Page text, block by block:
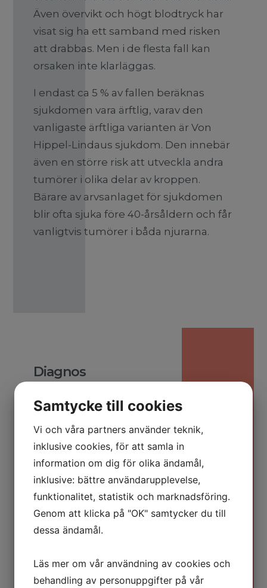
Även övervikt och högt blodtryck har
visat sig ha ett samband med risken
att drabbas. Men i de flesta fall kan
orsaken inte klarläggas.
I endast ca 5 % av fallen beräknas
sjukdomen vara ärftlig, varav den
vanligaste ärftliga varianten är Von
Hippel-Lindaus sjukdom. Den innebär
även en större risk att utveckla andra
tumörer i olika delar av kroppen.
Bärare av arvsanlaget för sjukdomen
blir ofta sjuka före 40-årsåldern och får
vanligtvis tumörer i båda njurarna.
Diagnos
specifika symptom. Besvär som blod i
urinen, kraftigt ökad trötthet,
viktnedgång, knöl i magen och
smärtor i flanken är vanliga vid en
mängd olika sjukdomar. Tumören
upptäcks därför ofta av en slump vid
till exempel en röntgenundersökning.
genomförs olika
kroppsundersökningar för att
Samtycke till cookies
Vi och våra partners använder teknik,
inklusive cookies, för att samla in
information om dig för olika ändamål,
inklusive: bättre användarupplevelse,
funktionalitet, statistik och marknadsföring.
Genom att klicka på "OK" samtycker du till
dessa ändamål.
Läs mer om vår användning av cookies och
behandling av personuppgifter på vår